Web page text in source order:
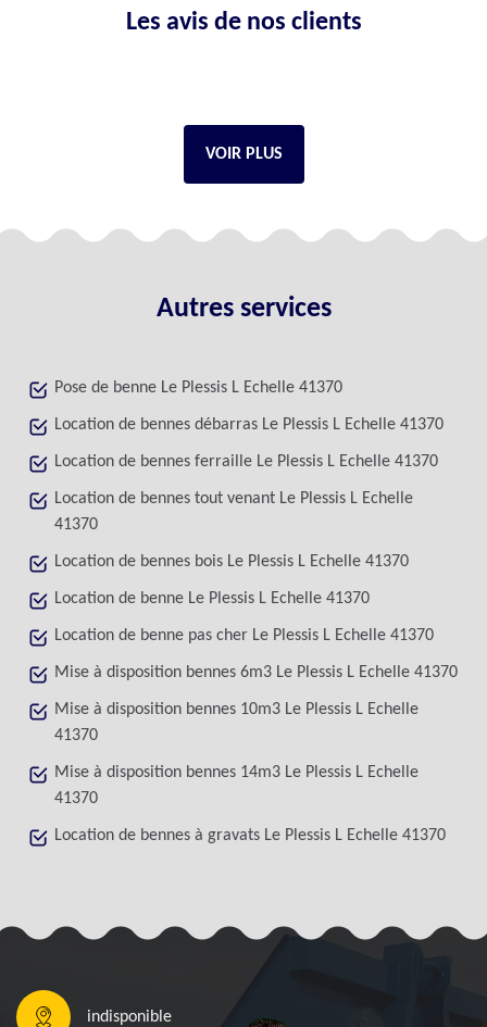
Les avis de nos clients
VOIR PLUS
Autres services
Pose de benne Le Plessis L Echelle 41370
Location de bennes débarras Le Plessis L Echelle 41370
Location de bennes ferraille Le Plessis L Echelle 41370
Location de bennes tout venant Le Plessis L Echelle
41370
Location de bennes bois Le Plessis L Echelle 41370
Location de benne Le Plessis L Echelle 41370
Location de benne pas cher Le Plessis L Echelle 41370
Mise à disposition bennes 6m3 Le Plessis L Echelle 41370
Mise à disposition bennes 10m3 Le Plessis L Echelle
41370
Mise à disposition bennes 14m3 Le Plessis L Echelle
41370
Location de bennes à gravats Le Plessis L Echelle 41370
indisponible